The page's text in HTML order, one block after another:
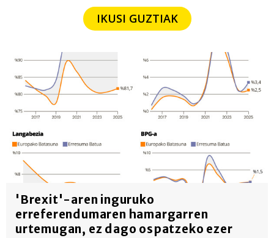
IKUSI GUZTIAK
'Brexit'-aren inguruko
erreferendumaren hamargarren
urtemugan, ez dago ospatzeko ezer